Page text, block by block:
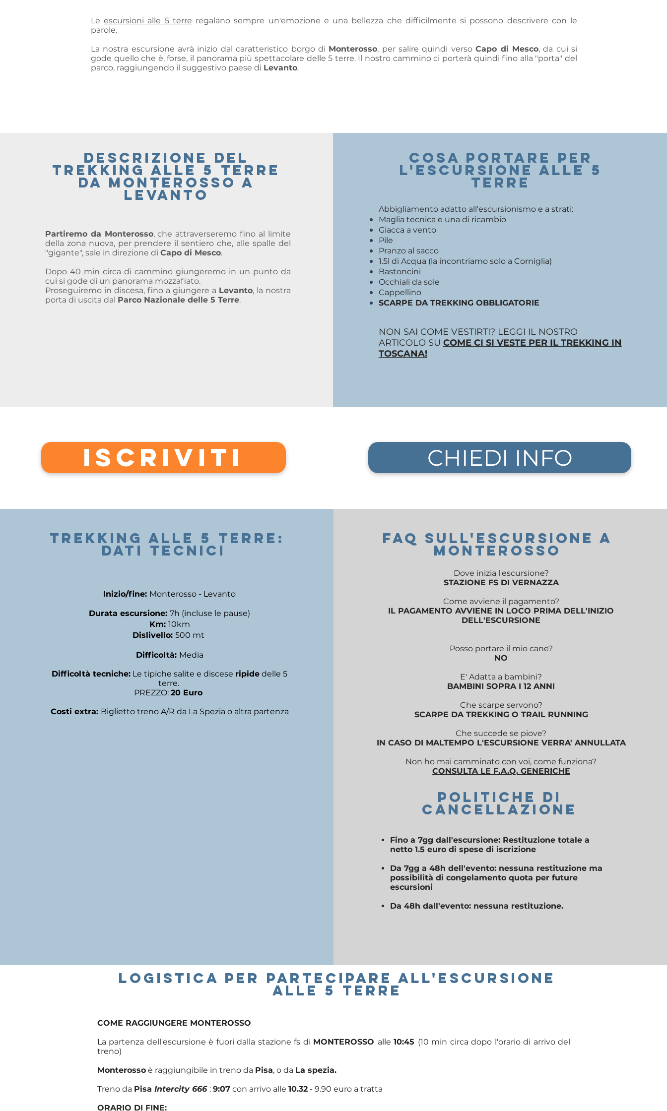
Leescursioni alle 5 terre regalano sempre un'emozione e una bellezza che difficilmente si possono descrivere con le
parole.
La nostra escursione avrà inizio dal caratteristico borgo di Monterosso, per salire quindi versoCapo di Mesco, da cui si
gode quello che è, forse, il panorama più spettacolare delle 5 terre. Il nostro cammino ci porterà quindi fino alla "porta" del
parco, raggiungendo il suggestivo paese di Levanto.
descrizione del
trekking alle 5 terre
da monterosso a
levanto
Partiremo da Monterosso, che attraverseremo fino al limite
della zona nuova, per prendere il sentiero che, alle spalle del
"gigante", sale in direzione di Capo di Mesco.
Dopo 40 min circa di cammino giungeremo in un punto da
cui si gode di un panorama mozzafiato.
Proseguiremo in discesa, fino a giungere a Levanto, la nostra
porta di uscita dal Parco Nazionale delle 5 Terre.
COSA PORTARE PER
l'escursione alle 5
terre
Abbigliamento adatto all'escursionismo e a strati:
Maglia tecnica e una di ricambio
Giacca a vento
Pile
Pranzo al sacco
1.5l di Acqua (la incontriamo solo a Corniglia)
Bastoncini
Occhiali da sole
Cappellino
SCARPE DA TREKKING OBBLIGATORIE
NON SAI COME VESTIRTI? LEGGI IL NOSTRO
ARTICOLO SU COME CI SI VESTE PER IL TREKKING IN
TOSCANA!
ISCRIVITI CHIEDI INFO
trekking alle 5 terre:
DATI TECNICI
Inizio/fine: Monterosso - Levanto
Durata escursione: 7h (incluse le pause)
Km: 10km
Dislivello: 500 mt
Difficoltà: Media
Difficoltà tecniche: Le tipiche salite e discese ripide delle 5
terre.
PREZZO: 20 Euro
Costi extra: Biglietto treno A/R da La Spezia o altra partenza
FAQ SUll'ESCURSIONE a
MONTEROSSO
Dove inizia l'escursione?
STAZIONE FS DI VERNAZZA
Come avviene il pagamento?
IL PAGAMENTO AVVIENE IN LOCO PRIMA DELL'INIZIO
DELL'ESCURSIONE
Posso portare il mio cane?
NO
E' Adatta a bambini?
BAMBINI SOPRA I 12 ANNI
Che scarpe servono?
SCARPE DA TREKKING O TRAIL RUNNING
Che succede se piove?
IN CASO DI MALTEMPO L'ESCURSIONE VERRA' ANNULLATA
Non ho mai camminato con voi, come funziona?
CONSULTA LE F.A.Q. GENERICHE
POLITICHE DI
CANCELLAZIONE
Fino a 7gg dall'escursione: Restituzione totale a
netto 1.5 euro di spese di iscrizione
Da 7gg a 48h dell'evento: nessuna restituzione ma
possibilità di congelamento quota per future
escursioni
Da 48h dall'evento: nessuna restituzione.
logisticA PER PARTECIPARE ALL'ESCURSIONE
ALLE 5 TERRE
COME RAGGIUNGERE MONTEROSSO
La partenza dell'escursione è fuori dalla stazione fs di MONTEROSSO alle10:45 (10 min circa dopo l'orario di arrivo del
treno)
Monterosso è raggiungibile in treno da Pisa, o da La spezia.
Treno da Pisa Intercity 666 : 9:07 con arrivo alle 10.32 - 9.90 euro a tratta
ORARIO DI FINE: